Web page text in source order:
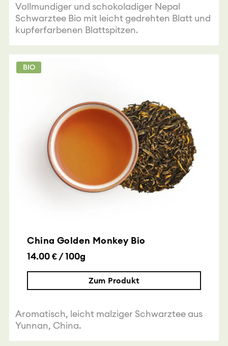
Vollmundiger und schokoladiger Nepal
Schwarztee Bio mit leicht gedrehten Blatt und
kupferfarbenen Blattspitzen.
BIO
China Golden Monkey Bio
14.00 € / 100g
Zum Produkt
Aromatisch, leicht malziger Schwarztee aus
Yunnan, China.